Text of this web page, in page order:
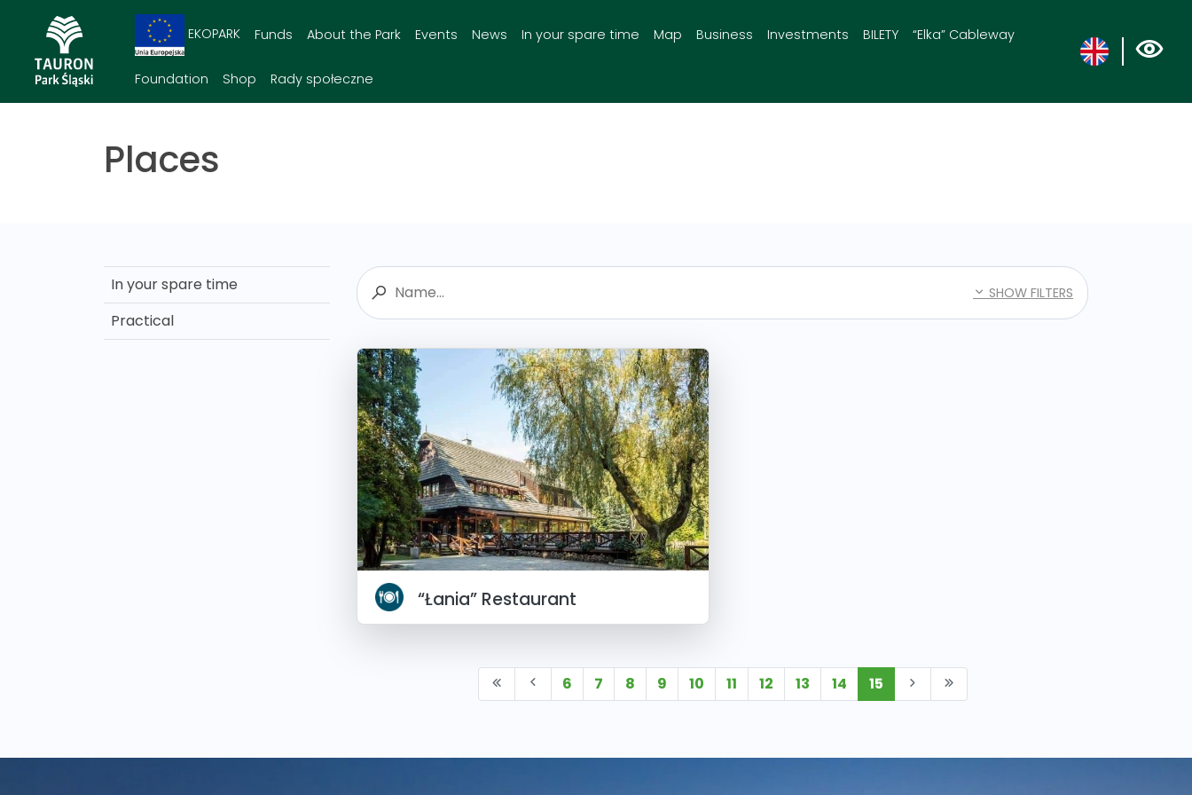
EKOPARK Funds About the Park Events News In your spare time Map Business Investments BILETY “Elka” Cableway
Foundation Shop Rady społeczne
Places
In your spare time
Practical
SHOW FILTERS
“Łania” Restaurant
6 7 8 9 10 11 12 13 14 15